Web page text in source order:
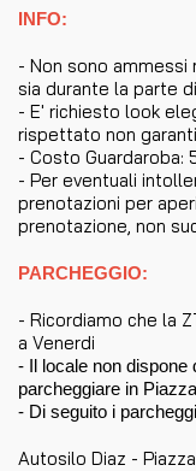
INFO:
- Non sono ammessi
sia durante la parte
- E' richiesto look
rispettato non
- Costo Guardaroba:
- Per eventuali
prenotazioni per
prenotazione, non
PARCHEGGIO:
- Ricordiamo che la
a Venerdi
- Il locale non dispone
parcheggiare in
- Di seguito i
Autosilo Diaz -